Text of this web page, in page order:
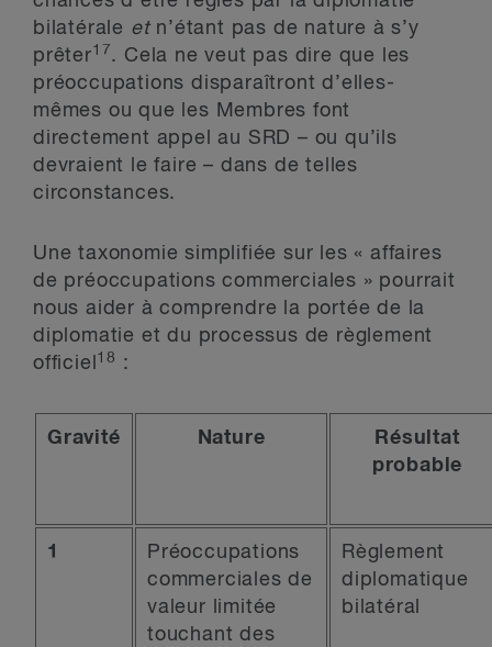
bilatérale etn’étant pas de nature à s’y
prêter17. Cela ne veut pas dire que les
préoccupations disparaîtront d’elles-
mêmes ou que les Membres font
directement appel au SRD – ou qu’ils
devraient le faire – dans de telles
circonstances.
Une taxonomie simplifiée sur les « affaires
de préoccupations commerciales » pourrait
nous aider à comprendre la portée de la
diplomatie et du processus de règlement
officiel 18 :
Gravité Nature
Résultat
probable
1
Préoccupations
commerciales de
valeur limitée
touchant des
Règlement
diplomatique
bilatéral